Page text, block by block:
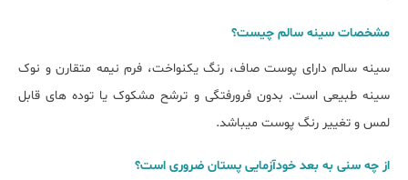
مشخصات سینه سالم چیست؟
سینه سالم دارای پوست صاف، رنگ یکنواخت، فرم نیمه متقارن و نوک
سینه طبیعی است. بدون فرورفتگی و ترشح مشکوک یا توده های قابل
لمس و تغییر رنگ پوست میباشد.
از چه سنی به بعد خودآزمایی پستان ضروری است؟